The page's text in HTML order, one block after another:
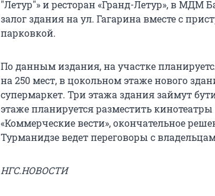
"Летур"» и ресторан «Гранд-Летур», в МДМ
залог здания на ул. Гагарина вместе с
парковкой.
По данным издания, на участке
на 250 мест, в цокольном этаже нового
супермаркет. Три этажа здания займут
этаже планируется разместить
«Коммерческие вести», окончательное
Турманидзе ведет переговоры с
НГС.НОВОСТИ